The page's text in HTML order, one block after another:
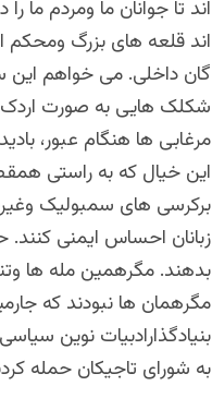
اند تا جوانان ما ومردم
اند قلعه های بزرگ
گان داخلی. می خواهم این
شکلک هایی به صورت اردک
مرغابی ها هنگام عبور،
این خیال که به راستی
برکرسی های سمبولیک
زبانان احساس ایمنی
بدهند. مگرهمین مله ها
مگرهمان ها نبودند که
بنیادگذارادبیات نوین
به شورای تاجیکان حمله